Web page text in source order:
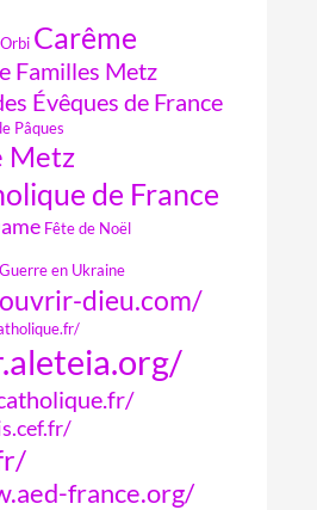
Carême
Familles Metz
Évêques de France
Pâques
Metz
de France
Fête de Noël
Guerre en Ukraine
dieu.com/
france.org/